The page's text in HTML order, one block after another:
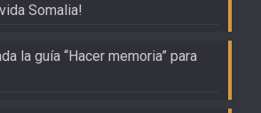
Somalia!
la guía “Hacer memoria” para